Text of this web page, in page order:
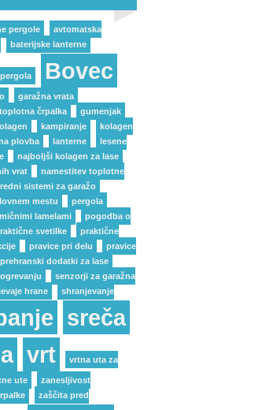
pergole
avtomatska
baterijske lanterne
Bovec
garažna vrata
črpalka
gumenjak
kampiranje
kolagen
plovba lanterne
lesene
najboljši kolagen za lase
vrat
namestitev toplotne
sistemi za garažo
mestu
pergola
lamelami
pogodba o
svetilke
praktične
pravice pri delu
pravice
prehranski dodatki za lase
senzorji za garažna
hrane shranjevanje
sreča
vrt vrtna uta za
ute
zanesljivost
zaščita pred